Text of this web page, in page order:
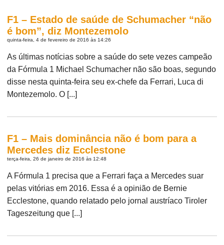
F1 – Estado de saúde de Schumacher “não
é bom”, diz Montezemolo
quinta-feira, 4 de fevereiro de 2016 às 14:26
As últimas notícias sobre a saúde do sete vezes campeão
da Fórmula 1 Michael Schumacher não são boas, segundo
disse nesta quinta-feira seu ex-chefe da Ferrari, Luca di
Montezemolo. O [...]
F1 – Mais dominância não é bom para a
Mercedes diz Ecclestone
terça-feira, 26 de janeiro de 2016 às 12:48
A Fórmula 1 precisa que a Ferrari faça a Mercedes suar
pelas vitórias em 2016. Essa é a opinião de Bernie
Ecclestone, quando relatado pelo jornal austríaco Tiroler
Tageszeitung que [...]